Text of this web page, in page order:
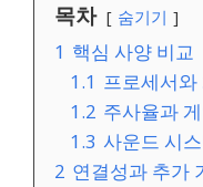
목차 숨기기
1 핵심 사양 비교
1.1 프로세서와
1.2 주사율과
1.3 사운드 시
2 연결성과 추가